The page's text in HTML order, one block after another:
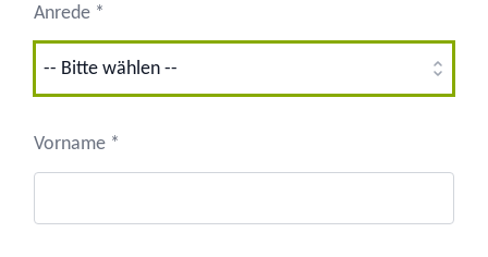
Anrede *
Vorname *